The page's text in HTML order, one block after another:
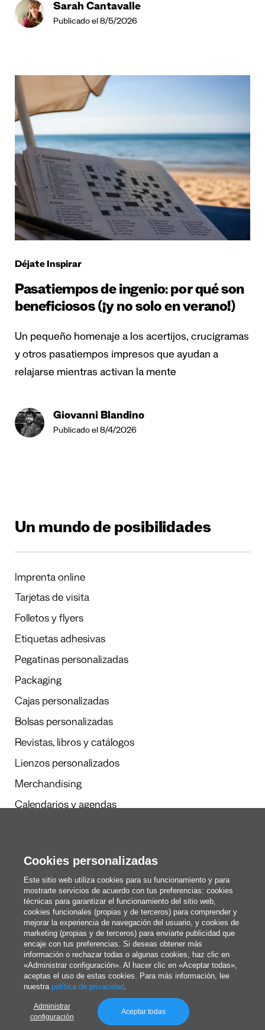
Sarah Cantavalle
Publicado el 8/5/2026
Déjate Inspirar
Pasatiempos de ingenio: por qué son
beneficiosos (¡y no solo en verano!)
Un pequeño homenaje a los acertijos, crucigramas
y otros pasatiempos impresos que ayudan a
relajarse mientras activan la mente
Giovanni Blandino
Publicado el 8/4/2026
Un mundo de posibilidades
Imprenta online
Tarjetas de visita
Folletos y flyers
Etiquetas adhesivas
Pegatinas personalizadas
Packaging
Cajas personalizadas
Bolsas personalizadas
Revistas, libros y catálogos
Lienzos personalizados
Merchandising
Calendarios y agendas
Redacción
Estos somos nosotros
blog@pixartprinting.com
Política de privacidad
Cookies personalizadas
Este sitio web utiliza cookies para su funcionamiento y para
mostrarte servicios de acuerdo con tus preferencias: cookies
técnicas para garantizar el funcionamiento del sitio web,
cookies funcionales (propias y de terceros) para comprender y
mejorar la experiencia de navegación del usuario, y cookies de
marketing (propias y de terceros) para enviarte publicidad que
encaje con tus preferencias. Si deseas obtener más
información o rechazar todas o algunas cookies, haz clic en
«Administrar configuración». Al hacer clic en «Aceptar todas»,
aceptas el uso de estas cookies. Para más información, lee
nuestra política de privacidad.
Administrar
configuración
Aceptar todas